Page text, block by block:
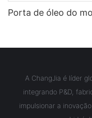
Porta de óleo do
A ChangJia é líder
integrando P&D,
impulsionar a